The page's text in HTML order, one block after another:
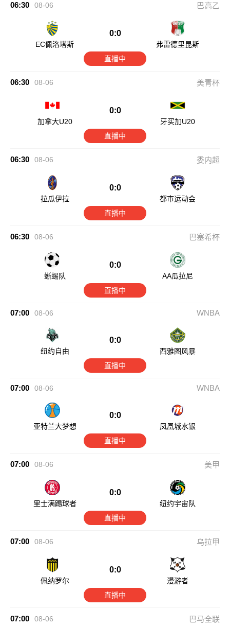
06:30 08-06 巴高乙
EC佩洛塔斯
0:0
弗雷德里昆斯
直播中
06:30 08-06 美青杯
加拿大U20
0:0
牙买加U20
直播中
06:30 08-06 委内超
拉瓜伊拉
0:0
都市运动会
直播中
06:30 08-06 巴塞希杯
蜥蜴队
0:0
AA瓜拉尼
直播中
07:00 08-06 WNBA
纽约自由
0:0
西雅图风暴
直播中
07:00 08-06 WNBA
亚特兰大梦想
0:0
凤凰城水银
直播中
07:00 08-06 美甲
里士满踢球者
0:0
纽约宇宙队
直播中
07:00 08-06 乌拉甲
佩纳罗尔
0:0
漫游者
直播中
07:00 08-06 巴马全联